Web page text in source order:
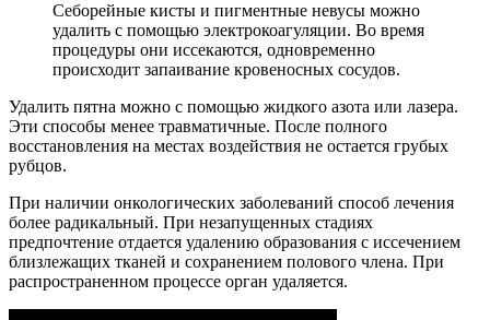
Себорейные кисты и пигментные невусы можно
удалить с помощью электрокоагуляции. Во время
процедуры они иссекаются, одновременно
происходит запаивание кровеносных сосудов.
Удалить пятна можно с помощью жидкого азота или лазера.
Эти способы менее травматичные. После полного
восстановления на местах воздействия не остается грубых
рубцов.
При наличии онкологических заболеваний способ лечения
более радикальный. При незапущенных стадиях
предпочтение отдается удалению образования с иссечением
близлежащих тканей и сохранением полового члена. При
распространенном процессе орган удаляется.